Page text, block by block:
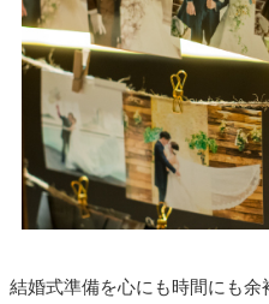
結婚式準備を心にも時間にも